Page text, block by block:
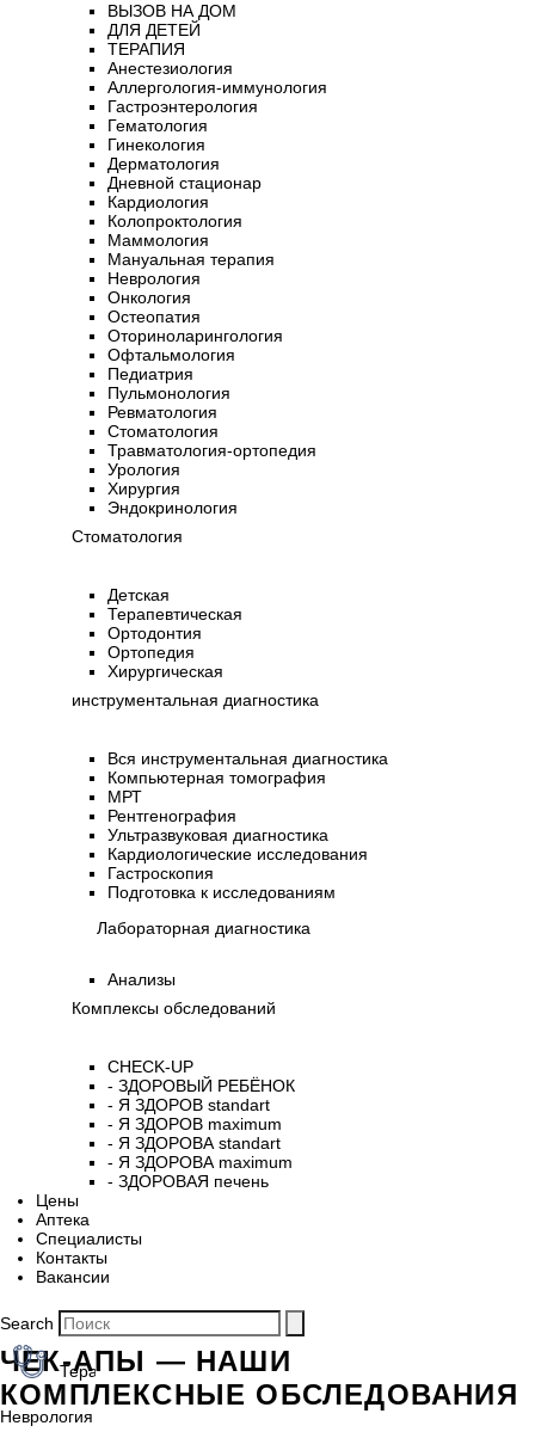
ВЫЗОВ НА ДОМ
ДЛЯ ДЕТЕЙ
ТЕРАПИЯ
Анестезиология
Аллергология-иммунология
Гастроэнтерология​
Гематология
Гинекология
Дерматология
Дневной стационар
Кардиология
Колопроктология
Маммология
Мануальная терапия
Неврология
Онкология
Остеопатия
Оториноларингология
Офтальмология
Педиатрия
Пульмонология
Ревматология
Стоматология
Травматология-ортопедия
Урология
Хирургия
Эндокринология
Стоматология
Детская
Терапевтическая
Ортодонтия
Ортопедия
Хирургическая
инструментальная диагностика
Вся инструментальная диагностика
Компьютерная томография
МРТ
Рентгенография
Ультразвуковая диагностика
Кардиологические исследования
Гастроскопия
Подготовка к исследованиям
Лабораторная диагностика
Анализы
Комплексы обследований
CHECK-UP
- ЗДОРОВЫЙ РЕБЁНОК
- Я ЗДОРОВ standart
- Я ЗДОРОВ maximum
- Я ЗДОРОВА standart
- Я ЗДОРОВА maximum
- ЗДОРОВАЯ печень
Цены
Аптека
Cпециалисты
Контакты
Вакансии
Search
Терапия
Неврология
ЧЕК-АПЫ — НАШИ
КОМПЛЕКСНЫЕ ОБСЛЕДОВАНИЯ